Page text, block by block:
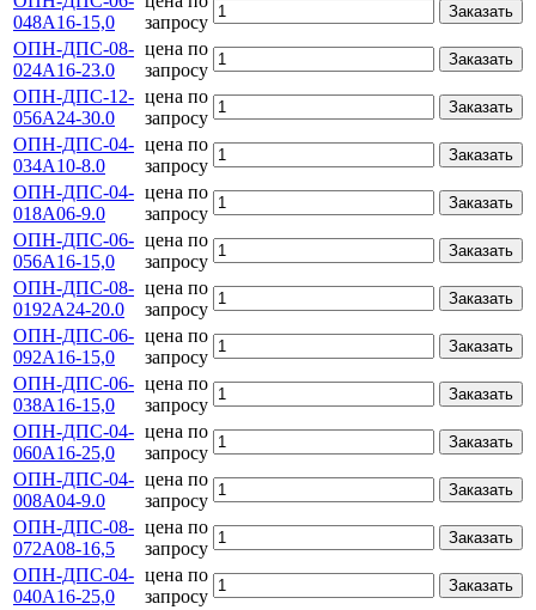
048А16-15,0
запросу
Заказать
ОПН-ДПС-08-
024А16-23.0
цена по
запросу
Заказать
ОПН-ДПС-12-
056А24-30.0
цена по
запросу
Заказать
ОПН-ДПС-04-
034А10-8.0
цена по
запросу
Заказать
ОПН-ДПС-04-
018А06-9.0
цена по
запросу
Заказать
ОПН-ДПС-06-
056А16-15,0
цена по
запросу
Заказать
ОПН-ДПС-08-
0192А24-20.0
цена по
запросу
Заказать
ОПН-ДПС-06-
092А16-15,0
цена по
запросу
Заказать
ОПН-ДПС-06-
038А16-15,0
цена по
запросу
Заказать
ОПН-ДПС-04-
060А16-25,0
цена по
запросу
Заказать
ОПН-ДПС-04-
008А04-9.0
цена по
запросу
Заказать
ОПН-ДПС-08-
072А08-16,5
цена по
запросу
Заказать
ОПН-ДПС-04-
040А16-25,0
цена по
запросу
Заказать